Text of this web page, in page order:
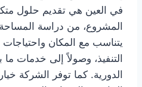
في العين هي تقديم حلول
المشروع، من دراسة
يتناسب مع المكان واحتياجات
التنفيذ، وصولاً إلى خدمات ما
الدورية. كما توفر الشركة